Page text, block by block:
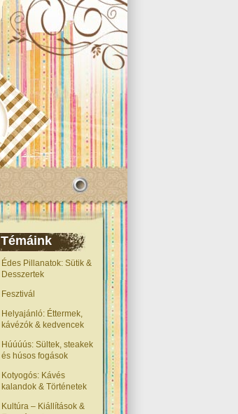
Témáink
Édes Pillanatok: Sütik &
Desszertek
Fesztivál
Helyajánló: Éttermek,
kávézók & kedvencek
Húúúús: Sültek, steakek
és húsos fogások
Kotyogós: Kávés
kalandok & Történetek
Kultúra – Kiállítások &